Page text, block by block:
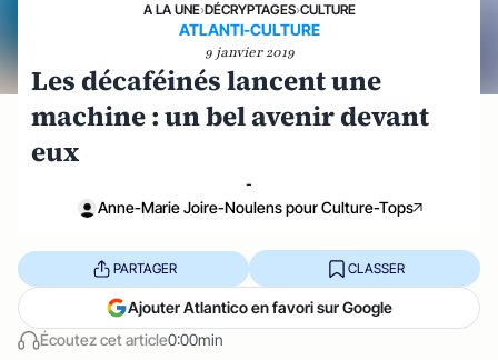
A LA UNE›DÉCRYPTAGES›CULTURE
ATLANTI-CULTURE
9 janvier 2019
Les décaféinés lancent une
machine : un bel avenir devant
eux
-
Anne-Marie Joire-Noulens pour Culture-Tops
Écoutez cet article0:00min
PARTAGER CLASSER
Ajouter Atlantico en favori sur Google